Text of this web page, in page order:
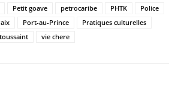
Petit goave petrocaribe PHTK
Police
Port-au-Prince
Pratiques culturelles
toussaint vie chere